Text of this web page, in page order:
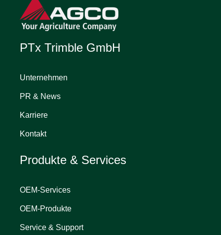
PTx Trimble GmbH
Unternehmen
PR & News
Karriere
Kontakt
Produkte & Services
OEM-Services
OEM-Produkte
Service & Support